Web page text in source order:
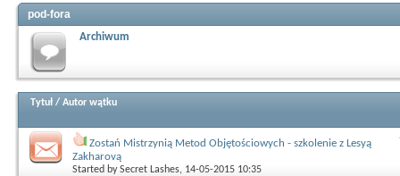
pod-fora
Archiwum
Tytuł / Autor wątku
Zostań Mistrzynią Metod Objętościowych - szkolenie z Lesyą
Zakharovą
Started bySecret Lashes, 14-05-2015 10:35